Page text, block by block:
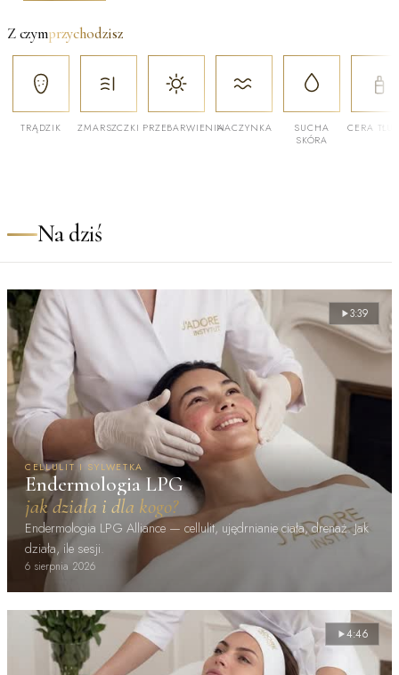
Z czymprzychodzisz
TRĄDZIK ZMARSZCZKI PRZEBARWIENIANACZYNKA
SUCHA
SKÓRA
CERA
Na dziś
CELLULIT I SYLWETKA
Endermologia LPG
jak działa i dla kogo?
Endermologia LPG Alliance — cellulit, ujędrnianie ciała, drenaż. Jak
działa, ile sesji.
6 sierpnia 2026
3:39
4:46